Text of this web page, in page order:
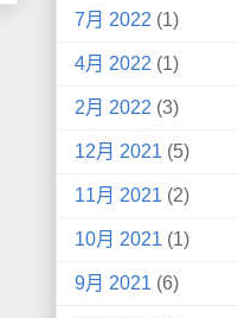
7月 2022 (1)
4月 2022 (1)
2月 2022 (3)
12月 2021 (5)
11月 2021 (2)
10月 2021 (1)
9月 2021 (6)